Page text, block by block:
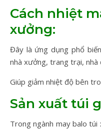
Cách nhiệt
xưởng:
Đây là ứng dụng phổ
nhà xưởng, trang trại, nhà
Giúp giảm nhiệt độ bên
Sản xuất túi
Trong ngành may balo